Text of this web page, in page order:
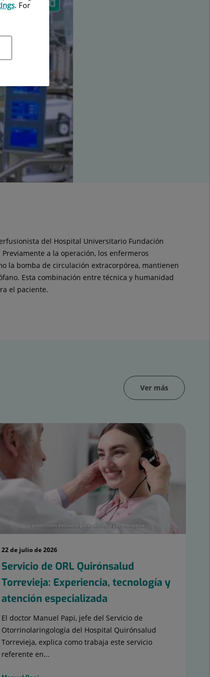
del Hospital Universitario Fundación
a la operación, los enfermeros
la bomba de circulación extracorpórea, mantienen
Esta combinación entre técnica y humanidad
el paciente.
22 de julio de 2026
Servicio de ORL Quirónsalud
Torrevieja: Experiencia, tecnología y
atención especializada
El doctor Manuel Papi, jefe del Servicio de
Otorrinolaringología del Hospital Quirónsalud
Torrevieja, explica como trabaja este servicio
referente en...
Ver más
. For